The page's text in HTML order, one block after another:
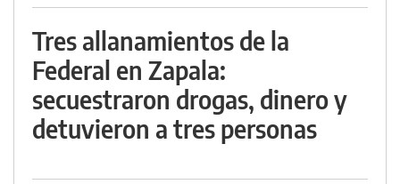
Tres allanamientos de la
Federal en Zapala:
secuestraron drogas, dinero y
detuvieron a tres personas